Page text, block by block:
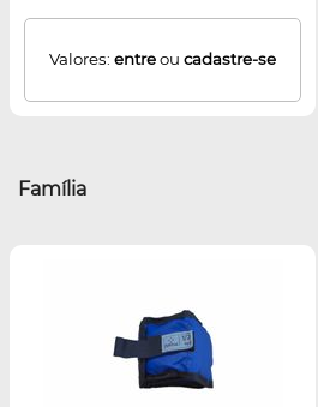
Valores: entreou cadastre-se
Família